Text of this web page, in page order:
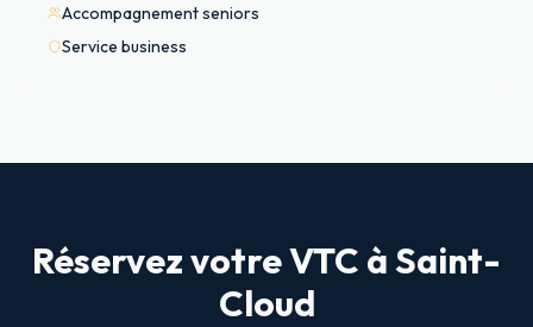
Accompagnement seniors
Service business
Réservez votre VTC à Saint-
Cloud